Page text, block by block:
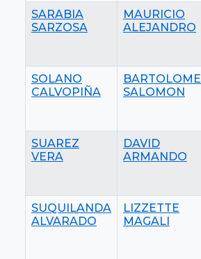
SARABIA
SARZOSA
MAURICIO
ALEJANDRO
SOLANO
CALVOPIÑA
BARTOLOME
SALOMON
SUAREZ
VERA
DAVID
ARMANDO
SUQUILANDA
ALVARADO
LIZZETTE
MAGALI